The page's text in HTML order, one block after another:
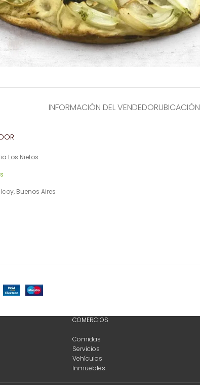
INFORMACIÓN DEL VENDEDORUBICACIÓN
Los Nietos
Buenos Aires
COMERCIOS
Comidas
Servicios
Vehículos
Inmuebles